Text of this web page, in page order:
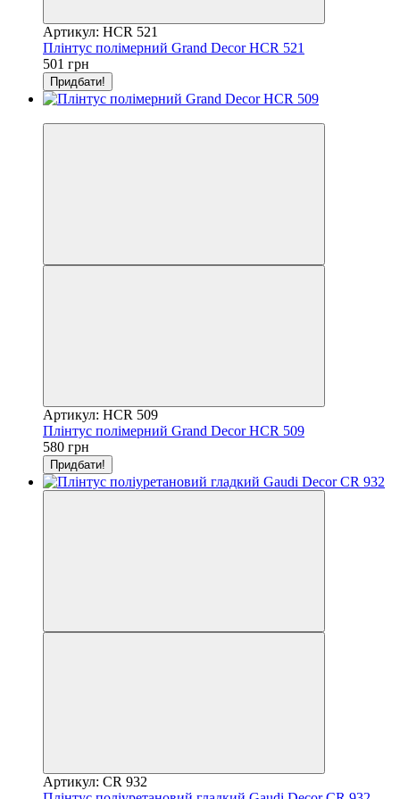
Артикул: HCR 521
Плінтус полімерний Grand Decor HCR 521
501 грн
Придбати!
Артикул: HCR 509
Плінтус полімерний Grand Decor HCR 509
580 грн
Придбати!
Артикул: CR 932